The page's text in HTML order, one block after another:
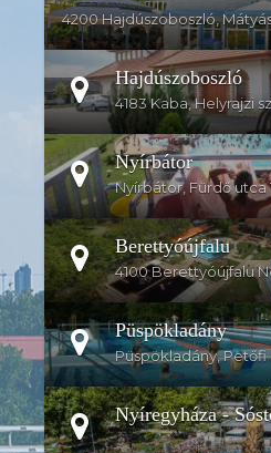
4200 Hajdúszoboszló,
Hajdúszoboszló
4183 Kaba, Helyrajzi
Nyírbátor
Nyírbátor, Fürdő utca
Berettyóújfalu
4100 Berettyóújfalu
Püspökladány
Püspökladány, Petőfi
Nyíregyháza -